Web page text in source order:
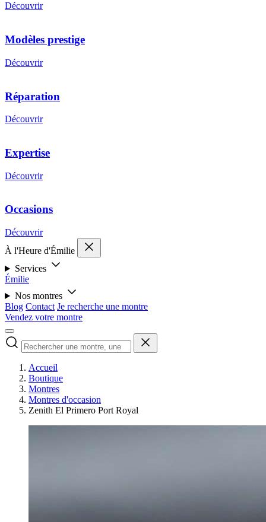
Découvrir
Modèles prestige
Découvrir
Réparation
Découvrir
Expertise
Découvrir
Occasions
Découvrir
À l'Heure d'Émilie
Services
Émilie
Nos montres
Blog Contact Je recherche une montre
Vendez votre montre
Accueil
Boutique
Montres
Montres d'occasion
Zenith El Primero Port Royal